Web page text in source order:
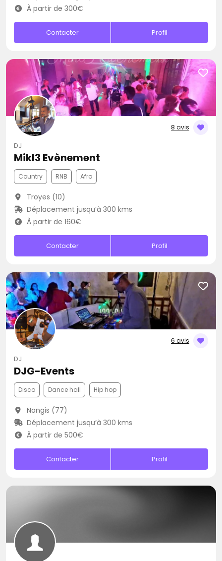
À partir de 300€
Contacter Profil
8 avis
DJ
Mikl3 Evènement
Country RNB Afro
Troyes (10)
Déplacement jusqu’à 300 kms
À partir de 160€
Contacter Profil
6 avis
DJ
DJG-Events
Disco Dance hall Hip hop
Nangis (77)
Déplacement jusqu’à 300 kms
À partir de 500€
Contacter Profil